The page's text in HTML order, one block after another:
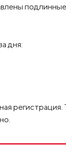
дня:
регистрация.